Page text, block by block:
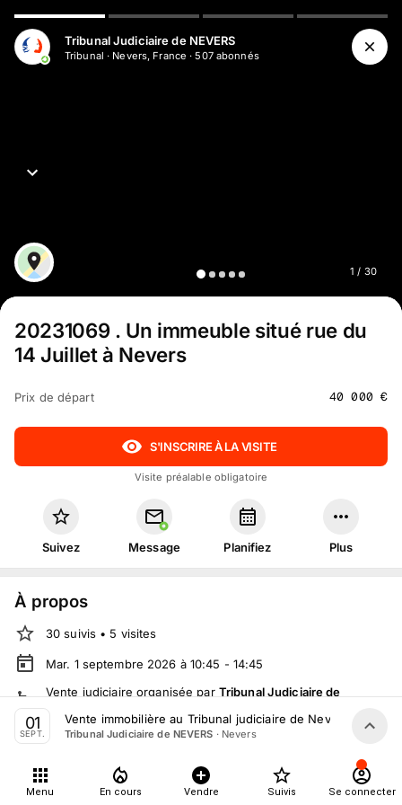
1 / 30
Tribunal Judiciaire de NEVERS
Tribunal · Nevers, France ·507abonnés
20231069 . Un immeuble situé rue du
14 Juillet à Nevers
Prix de départ 40 000 €
S'INSCRIRE À LA VISITE
Visite préalable obligatoire
Suivez Message Planifiez Plus
À propos
30 suivis • 5 visites
Mar. 1 septembre 2026 à 10:45 - 14:45
Vente judiciaire organisée par Tribunal Judiciaire de
NEVERS
Tout le monde peut participer
Détails
01
SEPT.
Vente immobilière au Tribunal judiciaire de Nevers le 1er
Tribunal Judiciaire de NEVERS · Nevers
Menu En cours Vendre Suivis Se connecter